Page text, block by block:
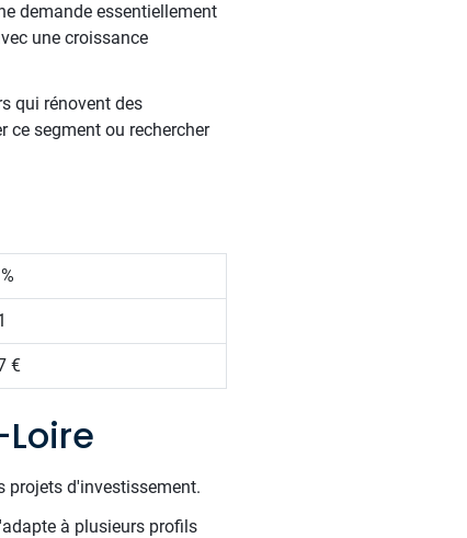
demande essentiellement
une croissance
qui rénovent des
ce segment ou rechercher
€
projets d'investissement.
à plusieurs profils